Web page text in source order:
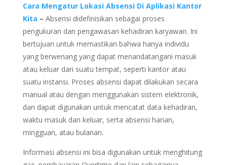
Cara Mengatur Lokasi Absensi Di Aplikasi Kantor
Kita – Absensi didefinisikan sebagai proses
pengukuran dan pengawasan kehadiran karyawan. Ini
bertujuan untuk memastikan bahwa hanya individu
yang berwenang yang dapat menandatangani masuk
atau keluar dari suatu tempat, seperti kantor atau
suatu instansi. Proses absensi dapat dilakukan secara
manual atau dengan menggunakan sistem elektronik,
dan dapat digunakan untuk mencatat data kehadiran,
waktu masuk dan keluar, serta absensi harian,
mingguan, atau bulanan.
Informasi absensi ini bisa digunakan untuk menghitung